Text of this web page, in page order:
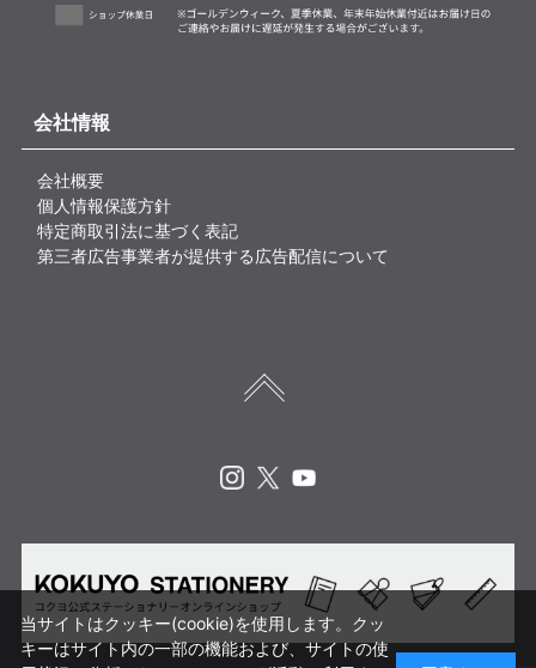
会社情報
会社概要
個人情報保護方針
特定商取引法に基づく表記
第三者広告事業者が提供する広告配信について
当サイトはクッキー(cookie)を使用します。クッ
キーはサイト内の一部の機能および、サイトの使